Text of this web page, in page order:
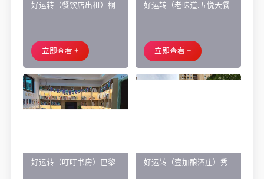
好运转（餐饮店出租）桐
面旺铺出租
立即查看 +
好运转（老味道.五悦天餐
让、主要房租低
立即查看 +
好运转（叮叮书房）巴黎 好运转（壹加酿酒庄）秀